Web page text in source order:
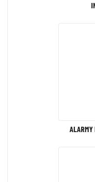
ALARMY